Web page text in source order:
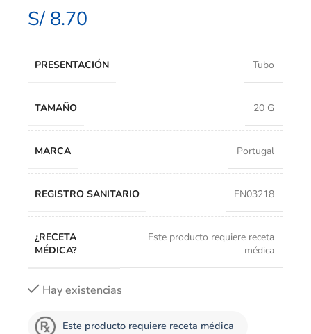
S/ 8.70
PRESENTACIÓN Tubo
TAMAÑO 20 G
MARCA Portugal
REGISTRO SANITARIO EN03218
¿RECETA
MÉDICA?
Este producto requiere receta
médica
Hay existencias
Este producto requiere receta médica